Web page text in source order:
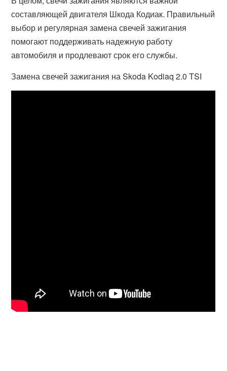
составляющей двигателя Шкода Кодиак. Правильный
выбор и регулярная замена свечей зажигания
помогают поддерживать надежную работу
автомобиля и продлевают срок его службы.
Замена свечей зажигания на Skoda Kodiaq 2.0 TSI